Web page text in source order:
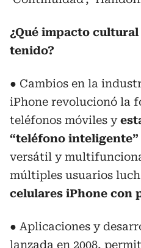
¿Qué impacto
tenido?
● Cambios en la
iPhone revolucionó la
teléfonos móviles y
“teléfono inteligente”
versátil y
múltiples usuarios
celulares iPhone con
● Aplicaciones y
lanzada en 2008,